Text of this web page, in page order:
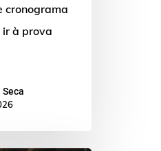
cronograma
à prova